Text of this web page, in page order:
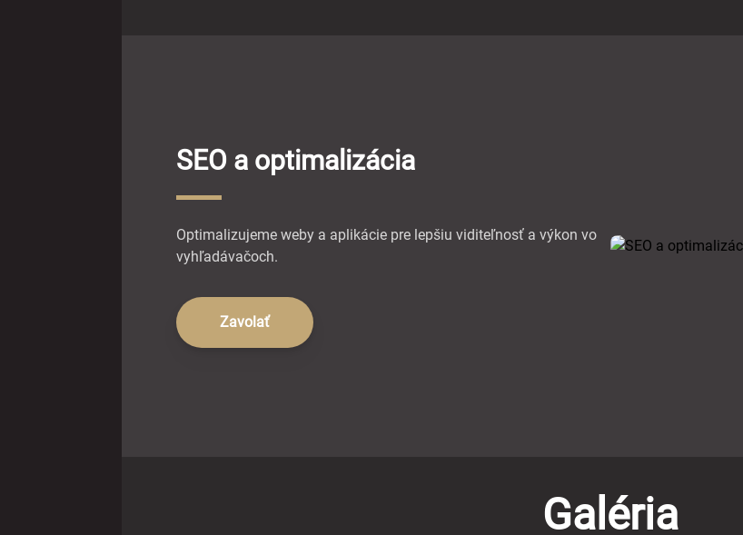
SEO a optimalizácia
Optimalizujeme weby a aplikácie pre lepšiu viditeľnosť a výkon vo
vyhľadávačoch.
Zavolať
Galéria